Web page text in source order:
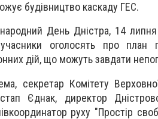
будівництво каскаду ГЕС.
День Дністра, 14
оголосять про план
дій, що можуть завдати
секретар Комітету
Єднак, директор
руху "Простір